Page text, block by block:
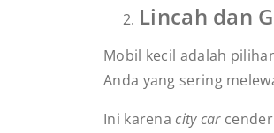
Lincah dan
Mobil kecil adalah
Anda yang sering
Ini karenacity car